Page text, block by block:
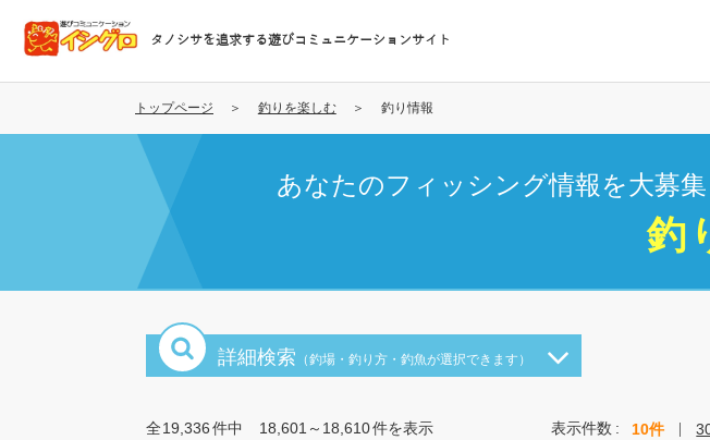
コ
テ
タノシサを追求する遊びコミュニケーションサイト
トップページ 釣りを楽しむ 釣り情報
あなたのフィッシング情報を大募
釣
詳細検索 （釣場・釣り方・釣魚が選択できます）
全19,336件中 18,601～18,610件を表示 表示件数 10件